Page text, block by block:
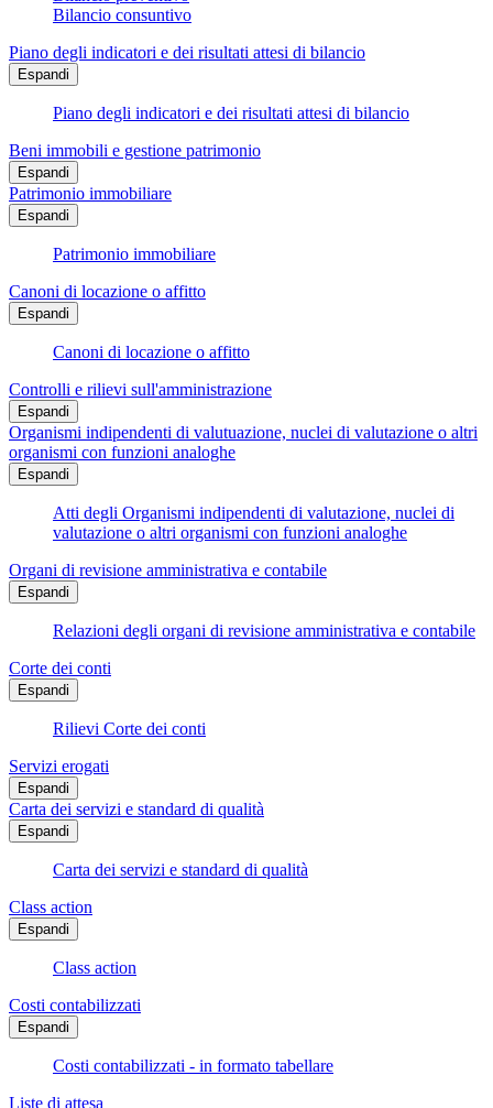
Bilancio consuntivo
Piano degli indicatori e dei risultati attesi di bilancio
Espandi
Piano degli indicatori e dei risultati attesi di bilancio
Beni immobili e gestione patrimonio
Espandi
Patrimonio immobiliare
Espandi
Patrimonio immobiliare
Canoni di locazione o affitto
Espandi
Canoni di locazione o affitto
Controlli e rilievi sull'amministrazione
Espandi
Organismi indipendenti di valutuazione, nuclei di valutazione o altri
organismi con funzioni analoghe
Espandi
Atti degli Organismi indipendenti di valutazione, nuclei di
valutazione o altri organismi con funzioni analoghe
Organi di revisione amministrativa e contabile
Espandi
Relazioni degli organi di revisione amministrativa e contabile
Corte dei conti
Espandi
Rilievi Corte dei conti
Servizi erogati
Espandi
Carta dei servizi e standard di qualità
Espandi
Carta dei servizi e standard di qualità
Class action
Espandi
Class action
Costi contabilizzati
Espandi
Costi contabilizzati - in formato tabellare
Liste di attesa